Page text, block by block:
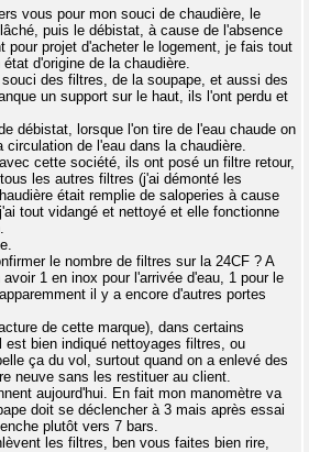
vous pour mon souci de chaudière, le
puis le débistat, à cause de l'absence
pour projet d'acheter le logement, je fais tout
d'origine de la chaudière.
des filtres, de la soupape, et aussi des
un support sur le haut, ils l'ont perdu et
débistat, lorsque l'on tire de l'eau chaude on
circulation de l'eau dans la chaudière.
cette société, ils ont posé un filtre retour,
les autres filtres (j'ai démonté les
était remplie de saloperies à cause
tout vidangé et nettoyé et elle fonctionne
le nombre de filtres sur la 24CF ? A
1 en inox pour l'arrivée d'eau, 1 pour le
il y a encore d'autres portes
de cette marque), dans certains
est bien indiqué nettoyages filtres, ou
ça du vol, surtout quand on a enlevé des
neuve sans les restituer au client.
aujourd'hui. En fait mon manomètre va
doit se déclencher à 3 mais après essai
plutôt vers 7 bars.
les filtres, ben vous faites bien rire,